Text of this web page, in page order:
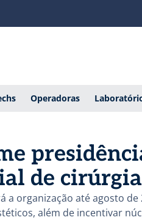
Operadoras
de
a organização até agosto
além de incentivar